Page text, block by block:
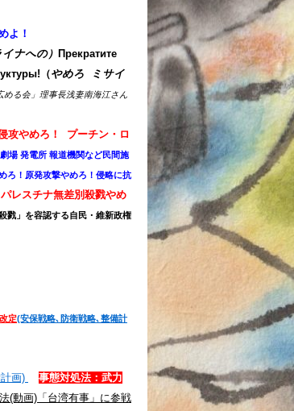
よ！
ナへの） Прекратите
!（やめろ ミサイ
める会」理事長浅妻南海江さん
攻やめろ！
プーチン・ロ
場 発電所 報道機関など民間施
ろ！原発攻撃やめろ！ 侵略に抗
レスチナ無差別殺戮やめ
戮」を容認する自民・維新政権
定(安保戦略､防衛戦略､整備計
画)
事態対処法：武力
(動画) 「台湾有事」に参戦